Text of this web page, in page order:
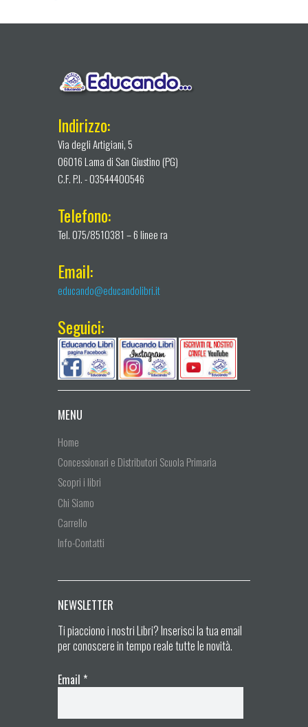
Indirizzo:
Via degli Artigiani, 5
06016 Lama di San Giustino (PG)
C.F. P.I. - 03544400546
Telefono:
Tel. 075/8510381 – 6 linee ra
Email:
educando@educandolibri.it
Seguici:
MENU
Home
Concessionari e Distributori Scuola Primaria
Scopri i libri
Chi Siamo
Carrello
Info-Contatti
NEWSLETTER
Ti piacciono i nostri Libri? Inserisci la tua email
per conoscere in tempo reale tutte le novità.
Email *